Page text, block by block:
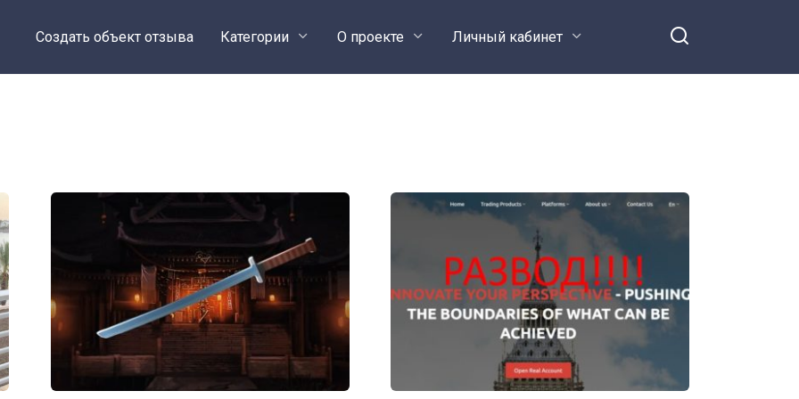
Создать объект отзыва Категории О проекте Личный кабинет